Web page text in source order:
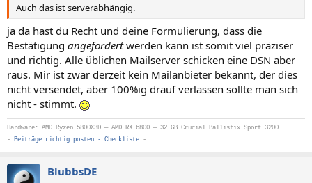
Auch das ist serverabhängig.
ja da hast du Recht und deine Formulierung, dass die
Bestätigung angefordertwerden kann ist somit viel präziser
und richtig. Alle üblichen Mailserver schicken eine DSN aber
raus. Mir ist zwar derzeit kein Mailanbieter bekannt, der dies
nicht versendet, aber 100%ig drauf verlassen sollte man sich
nicht - stimmt.
Hardware: AMD Ryzen 5800X3D — AMD RX 6800 — 32 GB Crucial Ballistix Sport 3200
- Beiträge richtig posten - Checkliste -
BlubbsDE